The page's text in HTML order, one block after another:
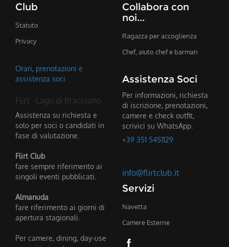
Club
Statuto
Privacy
Orari, prenotazioni e
assistenza soci
Flirt · Lago di Bracciano
Assistenza su richiesta e
solo per soci o candidati in
fase di valutazione.
Flirt Club
fare sempre riferimento ai
singoli eventi pubblicati.
Almanuda
fare riferimento ai giorni di
apertura stagionali.
Per camere, dining, day-use
Collabora con
noi...
Ragazza per accoglienza
Chef, aiuto chef e barman
Assistenza Soci
Per informazioni, richiesta
di iscrizione, prenotazioni,
camere e check outfit,
scrivici su WhatsApp.
+39 351 5451129
info@flirtclub.it
Servizi
Navetta
Camere Esterne